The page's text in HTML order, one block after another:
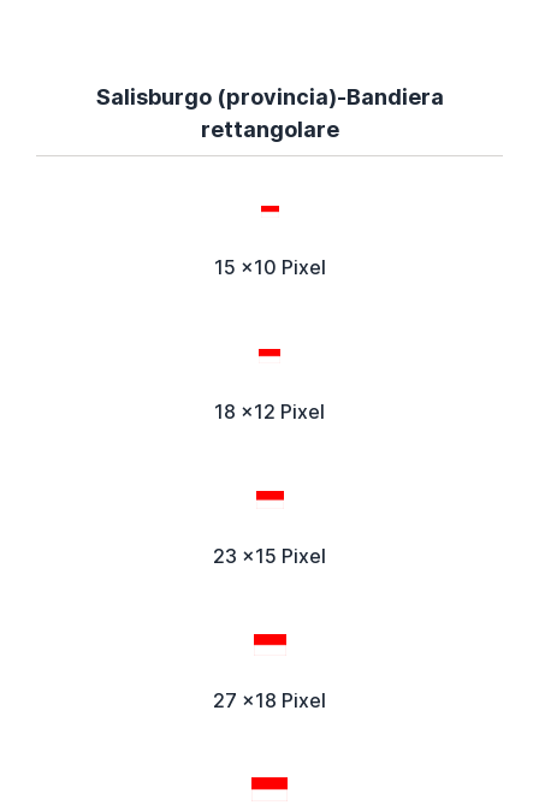
Salisburgo (provincia)-Bandiera
rettangolare
15 x10 Pixel
18 x12 Pixel
23 x15 Pixel
27 x18 Pixel